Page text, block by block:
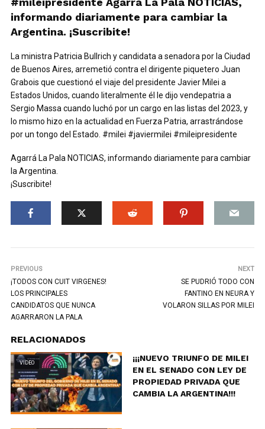
informando diariamente para cambiar la
Argentina. ¡Suscribite!
La ministra Patricia Bullrich y candidata a senadora por la Ciudad
de Buenos Aires, arremetió contra el dirigente piquetero Juan
Grabois que cuestionó el viaje del presidente Javier Milei a
Estados Unidos, cuando literalmente él le dijo vendepatria a
Sergio Massa cuando luchó por un cargo en las listas del 2023, y
lo mismo hizo en la actualidad en Fuerza Patria, arrastrándose
por un tongo del Estado. #milei #javiermilei #mileipresidente
Agarrá La Pala NOTICIAS, informando diariamente para cambiar
la Argentina.
¡Suscribite!
PREVIOUS
¡TODOS CON CUIT VIRGENES!
LOS PRINCIPALES
CANDIDATOS QUE NUNCA
AGARRARON LA PALA
NEXT
SE PUDRIÓ TODO CON
FANTINO EN NEURA Y
VOLARON SILLAS POR MILEI
RELACIONADOS
VIDEO
¡¡¡NUEVO TRIUNFO DE MILEI
EN EL SENADO CON LEY DE
PROPIEDAD PRIVADA QUE
CAMBIA LA ARGENTINA!!!